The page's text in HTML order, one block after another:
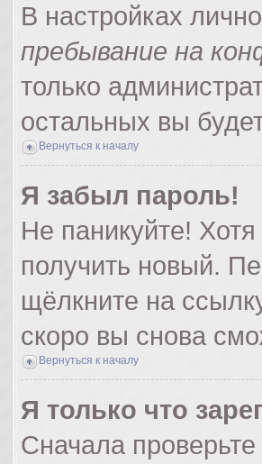
В настройках
пребывание на
только
остальных вы
Вернуться к началу
Я забыл пароль!
Не паникуйте!
получить новый.
щёлкните на
скоро вы снова
Вернуться к началу
Я только что
Сначала